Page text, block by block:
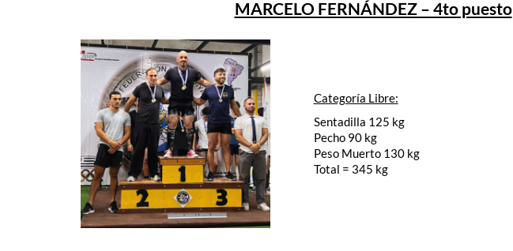
MARCELO FERNÁNDEZ – 4to puesto
Categoría Libre:
Sentadilla 125 kg
Pecho 90 kg
Peso Muerto 130 kg
Total = 345 kg